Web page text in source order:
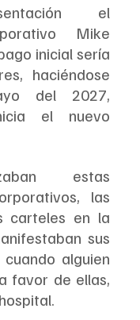
el
Mike
inicial sería
haciéndose
del 2027,
el nuevo
estas
las
carteles en la
sus
alguien
favor de ellas,